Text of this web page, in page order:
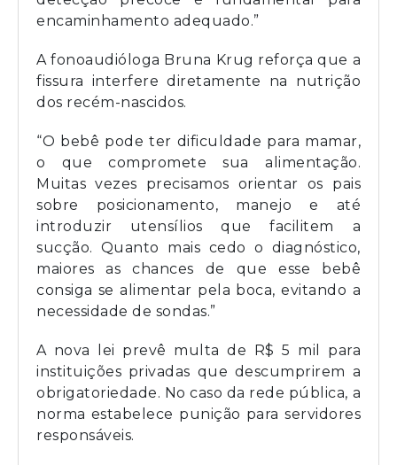
encaminhamento adequado.”
A fonoaudióloga Bruna Krug reforça que a
fissura interfere diretamente na nutrição
dos recém-nascidos.
“O bebê pode ter dificuldade para mamar,
o que compromete sua alimentação.
Muitas vezes precisamos orientar os pais
sobre posicionamento, manejo e até
introduzir utensílios que facilitem a
sucção. Quanto mais cedo o diagnóstico,
maiores as chances de que esse bebê
consiga se alimentar pela boca, evitando a
necessidade de sondas.”
A nova lei prevê multa de R$ 5 mil para
instituições privadas que descumprirem a
obrigatoriedade. No caso da rede pública, a
norma estabelece punição para servidores
responsáveis.